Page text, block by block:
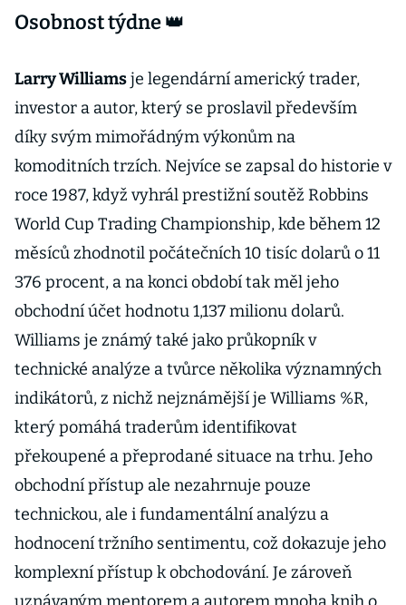
Osobnost týdne 👑
Larry Williamsje legendární americký trader,
investor a autor, který se proslavil především
díky svým mimořádným výkonům na
komoditních trzích. Nejvíce se zapsal do historie v
roce 1987, když vyhrál prestižní soutěž Robbins
World Cup Trading Championship, kde během 12
měsíců zhodnotil počátečních 10 tisíc dolarů o 11
376 procent, a na konci období tak měl jeho
obchodní účet hodnotu 1,137 milionu dolarů.
Williams je známý také jako průkopník v
technické analýze a tvůrce několika významných
indikátorů, z nichž nejznámější je Williams %R,
který pomáhá traderům identifikovat
překoupené a přeprodané situace na trhu. Jeho
obchodní přístup ale nezahrnuje pouze
technickou, ale i fundamentální analýzu a
hodnocení tržního sentimentu, což dokazuje jeho
komplexní přístup k obchodování. Je zároveň